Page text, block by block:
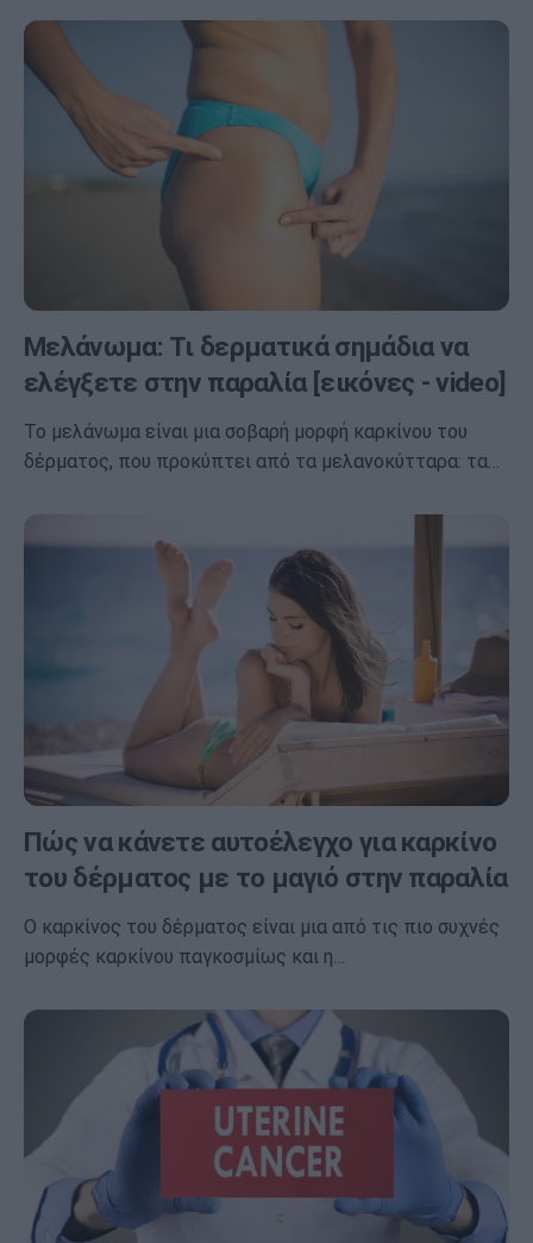
Μελάνωμα: Τι δερματικά σημάδια να
ελέγξετε στην παραλία [εικόνες - video]
Το μελάνωμα είναι μια σοβαρή μορφή καρκίνου του
δέρματος, που προκύπτει από τα μελανοκύτταρα: τα…
Πώς να κάνετε αυτοέλεγχο για καρκίνο
του δέρματος με το μαγιό στην παραλία
Ο καρκίνος του δέρματος είναι μια από τις πιο συχνές
μορφές καρκίνου παγκοσμίως και η…